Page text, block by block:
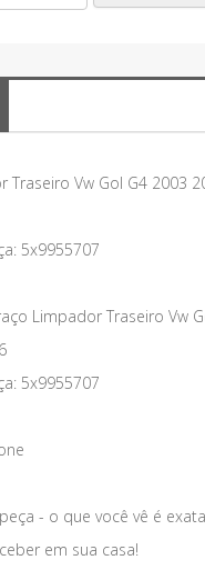
Traseiro Vw Gol G4 2003
5x9955707
Limpador Traseiro Vw
5x9955707
- o que você vê é
em sua casa!